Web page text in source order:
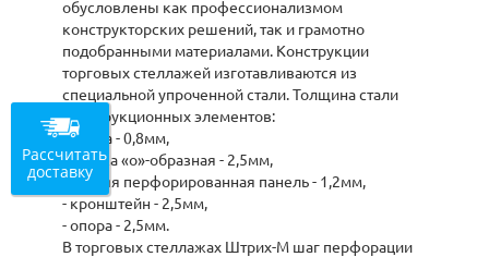
обусловлены как профессионализмом
конструкторских решений, так и грамотно
подобранными материалами. Конструкции
торговых стеллажей изготавливаются из
специальной упроченной стали. Толщина стали
конструкционных элементов:
- полка - 0,8мм,
- стойка «о»-образная - 2,5мм,
- задняя перфорированная панель - 1,2мм,
- кронштейн - 2,5мм,
- опора - 2,5мм.
В торговых стеллажах Штрих-М шаг перфорации
Рассчитать
доставку